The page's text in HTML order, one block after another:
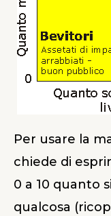
Per usare la
chiede di
0 a 10 quanto
qualcosa